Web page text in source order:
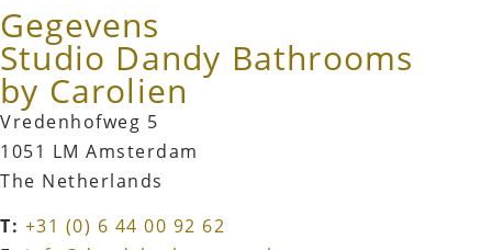
Gegevens
Studio Dandy Bathrooms
by Carolien
Vredenhofweg 5
1051 LM Amsterdam
The Netherlands
T: +31 (0) 6 44 00 92 62